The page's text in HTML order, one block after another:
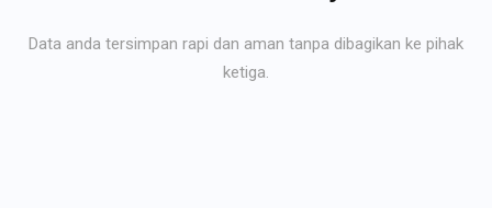
Data anda tersimpan rapi dan aman tanpa dibagikan ke pihak
ketiga.